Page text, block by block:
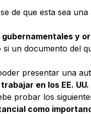
de que esta sea
y
un documento del
presentar una
en los EE.
probar los
como